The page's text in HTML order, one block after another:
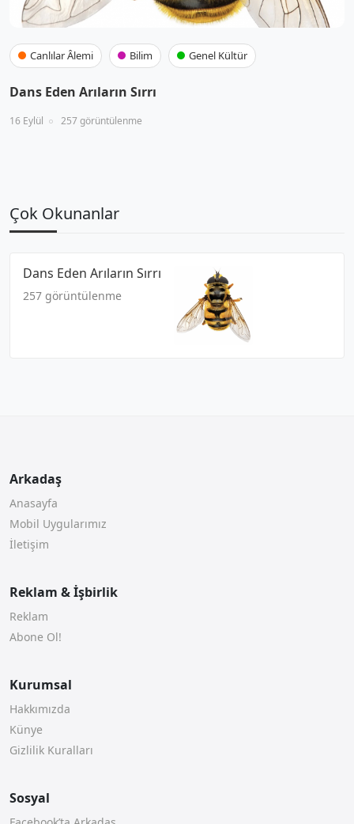
Canlılar Âlemi Bilim Genel Kültür
Dans Eden Arıların Sırrı
16 Eylül 257 görüntülenme
Çok Okunanlar
Dans Eden Arıların Sırrı
257 görüntülenme
Arkadaş
Anasayfa
Mobil Uygularımız
İletişim
Reklam & İşbirlik
Reklam
Abone Ol!
Kurumsal
Hakkımızda
Künye
Gizlilik Kuralları
Sosyal